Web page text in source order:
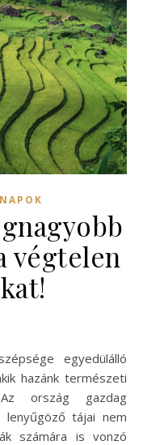
végtelen
hazánk természeti
ország gazdag
tájai nem
számára is vonzó